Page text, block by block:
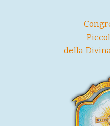
della